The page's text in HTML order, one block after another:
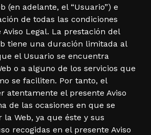
(en adelante, el “Usuario”) e
de todas las condiciones
Legal. La prestación del
tiene una duración limitada al
el Usuario se encuentra
o a alguno de los servicios que
se faciliten. Por tanto, el
atentamente el presente Aviso
de las ocasiones en que se
Web, ya que éste y sus
recogidas en el presente Aviso